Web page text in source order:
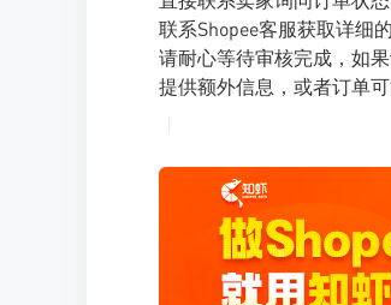
联系Shopee客服获取详细
请耐心等待审核完成，如
提供额外信息，或者订单可